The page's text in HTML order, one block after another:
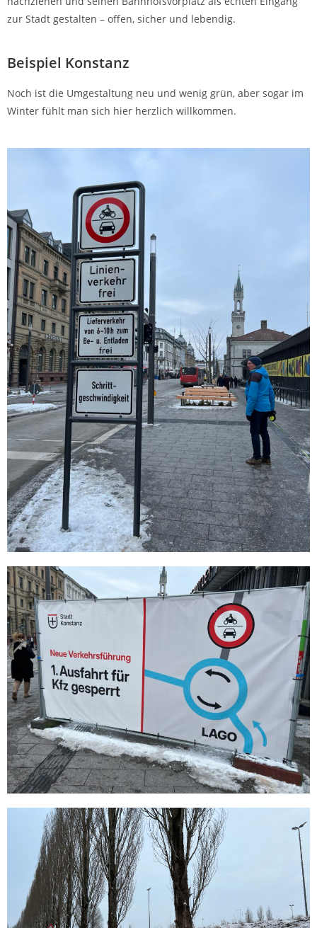
zur Stadt gestalten – offen, sicher und lebendig.
Beispiel Konstanz
Noch ist die Umgestaltung neu und wenig grün, aber sogar im
Winter fühlt man sich hier herzlich willkommen.